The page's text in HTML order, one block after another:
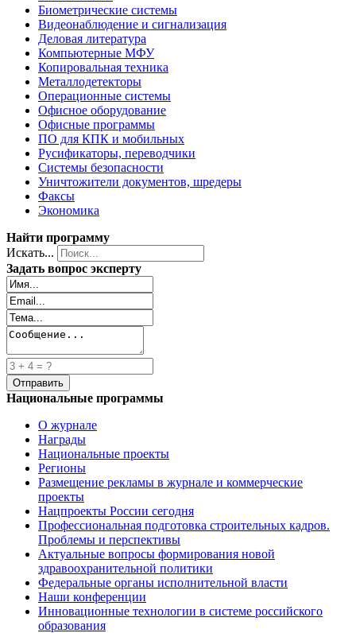
Биометрические системы
Видеонаблюдение и сигнализация
Деловая литература
Компьютерные МФУ
Копировальная техника
Металлодетекторы
Операционные системы
Офисное оборудование
Офисные программы
ПО для КПК и мобильных
Русификаторы, переводчики
Системы безопасности
Уничтожители документов, шредеры
Факсы
Экономика
Найти программу
Искать...
Задать вопрос эксперту
Национальные программы
О журнале
Награды
Национальные проекты
Регионы
Размещение рекламы в журнале и коммерческие
проекты
Нацпроекты России сегодня
Профессиональная подготовка строительных кадров.
Проблемы и перспективы
Актуальные вопросы формирования новой
здравоохранительной политики
Федеральные органы исполнительной власти
Наши конференции
Инновационные технологии в системе российского
образования